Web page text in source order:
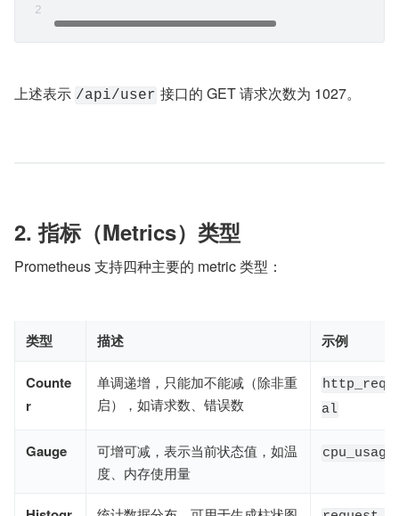
上述表示 /api/user 接口的 GET 请求次数为 1027。
2. 指标（Metrics）类型
Prometheus 支持四种主要的 metric 类型：
类型 描述 示例
Counte
r
单调递增，只能加不能减（除非重
启），如请求数、错误数
al
Gauge
可增可减，表示当前状态值，如温
度、内存使用量
cpu_usage